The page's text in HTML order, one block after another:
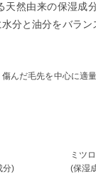
天然由来の保湿成
分と油分をバラ
んだ毛先を中心に適
分)
ミツ
(保湿